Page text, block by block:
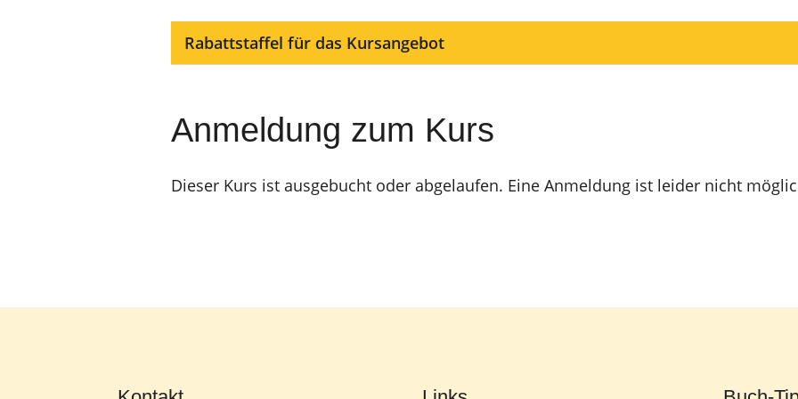
Rabattstaffel für das Kursangebot
Anmeldung zum Kurs
Dieser Kurs ist ausgebucht oder abgelaufen. Eine Anmeldung ist leider nicht